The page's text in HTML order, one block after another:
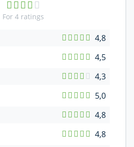
For 4 ratings
4,8
4,5
4,3
5,0
4,8
4,8